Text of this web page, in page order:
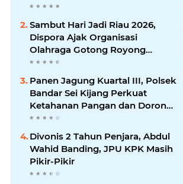
Abadi Diminta Hadir pada
Pertemuan Berikutnya
Sambut Hari Jadi Riau 2026,
Dispora Ajak Organisasi
Olahraga Gotong Royong
Percantik Stadion Utama Riau
Panen Jagung Kuartal III, Polsek
Bandar Sei Kijang Perkuat
Ketahanan Pangan dan Dorong
Produktivitas Petani
Divonis 2 Tahun Penjara, Abdul
Wahid Banding, JPU KPK Masih
Pikir-Pikir